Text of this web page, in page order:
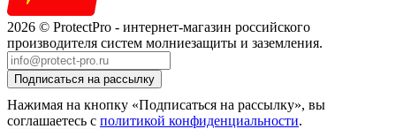
2026 © ProtectPro - интернет-магазин российского
производителя систем молниезащиты и заземления.
Нажимая на кнопку «Подписаться на рассылку», вы
соглашаетесь с политикой конфиденциальности.